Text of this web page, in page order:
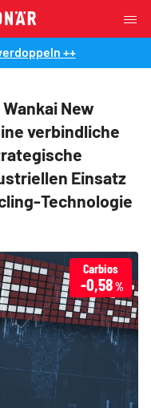
++
Wankai New
verbindliche
Einsatz
Technologie
Carbios
-0,58%